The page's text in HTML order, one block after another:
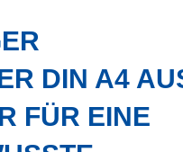
DIN A4
FÜR EINE